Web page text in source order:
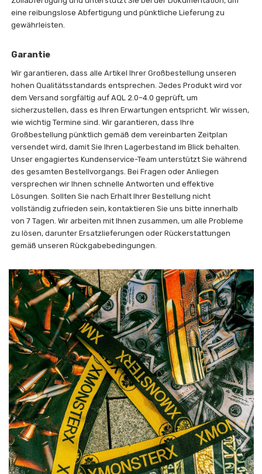
eine reibungslose Abfertigung und pünktliche Lieferung zu
gewährleisten.
Garantie
Wir garantieren, dass alle Artikel Ihrer Großbestellung unseren
hohen Qualitätsstandards entsprechen. Jedes Produkt wird vor
dem Versand sorgfältig auf AQL 2.0–4.0 geprüft, um
sicherzustellen, dass es Ihren Erwartungen entspricht. Wir wissen,
wie wichtig Termine sind. Wir garantieren, dass Ihre
Großbestellung pünktlich gemäß dem vereinbarten Zeitplan
versendet wird, damit Sie Ihren Lagerbestand im Blick behalten.
Unser engagiertes Kundenservice-Team unterstützt Sie während
des gesamten Bestellvorgangs. Bei Fragen oder Anliegen
versprechen wir Ihnen schnelle Antworten und effektive
Lösungen. Sollten Sie nach Erhalt Ihrer Bestellung nicht
vollständig zufrieden sein, kontaktieren Sie uns bitte innerhalb
von 7 Tagen. Wir arbeiten mit Ihnen zusammen, um alle Probleme
zu lösen, darunter Ersatzlieferungen oder Rückerstattungen
gemäß unseren Rückgabebedingungen.